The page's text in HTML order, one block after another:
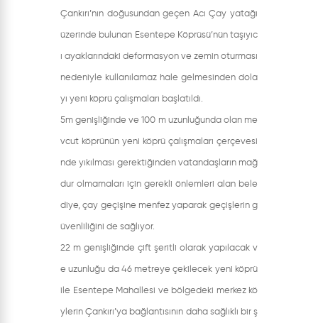
Çankırı’nın doğusundan geçen Acı Çay yatağı
üzerinde bulunan Esentepe Köprüsü’nün taşıyıc
ı ayaklarındaki deformasyon ve zemin oturması
nedeniyle kullanılamaz hale gelmesinden dola
yı yeni köprü çalışmaları başlatıldı.
5m genişliğinde ve 100 m uzunluğunda olan me
vcut köprünün yeni köprü çalışmaları çerçevesi
nde yıkılması gerektiğinden vatandaşların mağ
dur olmamaları için gerekli önlemleri alan bele
diye, çay geçişine menfez yaparak geçişlerin g
üvenliliğini de sağlıyor.
22 m genişliğinde çift şeritli olarak yapılacak v
e uzunluğu da 46 metreye çekilecek yeni köprü
ile Esentepe Mahallesi ve bölgedeki merkez kö
ylerin Çankırı’ya bağlantısının daha sağlıklı bir ş